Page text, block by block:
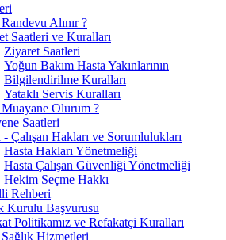
Alınır ?
Saatleri ve Kuralları
Ziyaret Saatleri
Yoğun Bakım Hasta Yakınlarının
Bilgilendirilme Kuralları
Yataklı Servis Kuralları
Muayane Olurum ?
Saatleri
- Çalışan Hakları ve Sorumlulukları
Hasta Hakları Yönetmeliği
Hasta Çalışan Güvenliği Yönetmeliği
Hekim Seçme Hakkı
Rehberi
Kurulu Başvurusu
Politikamız ve Refakatçi Kuralları
Hizmetleri